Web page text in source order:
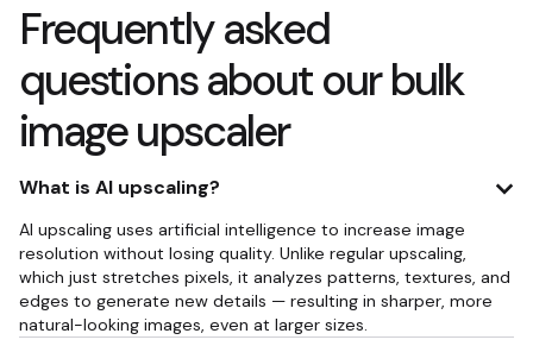
Frequently asked
questions about our bulk
image upscaler
What is AI upscaling?
AI upscaling uses artificial intelligence to increase image
resolution without losing quality. Unlike regular upscaling,
which just stretches pixels, it analyzes patterns, textures, and
edges to generate new details — resulting in sharper, more
natural-looking images, even at larger sizes.